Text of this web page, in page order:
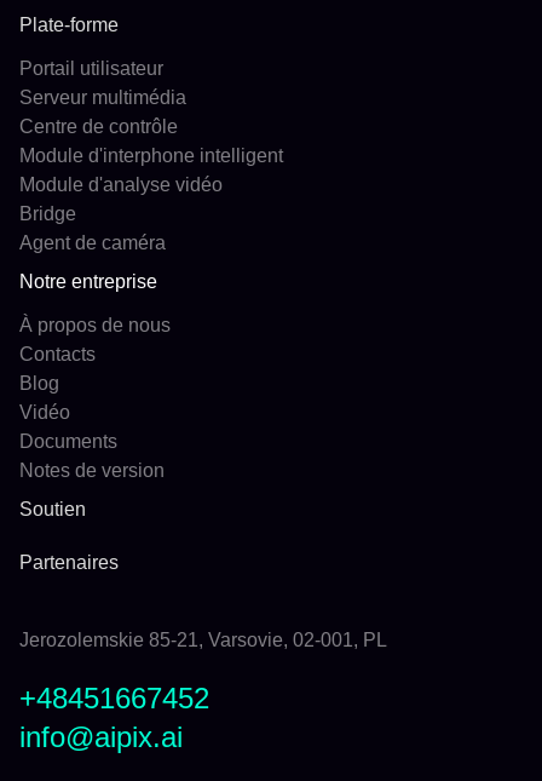
Plate-forme
Portail utilisateur
Serveur multimédia
Centre de contrôle
Module d'interphone intelligent
Module d'analyse vidéo
Bridge
Agent de caméra
Notre entreprise
À propos de nous
Contacts
Blog
Vidéo
Documents
Notes de version
Soutien
Partenaires
Jerozolemskie 85-21, Varsovie, 02-001, PL
+48451667452
info@aipix.ai